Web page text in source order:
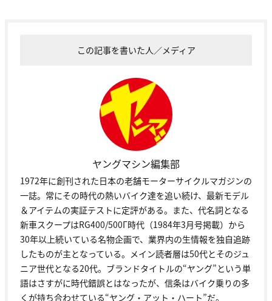
この記事を書いた人／メディア
ヤングマシン編集部
1972年に創刊された日本の老舗モーターサイクルマガジンの
一誌。常にその時代の熱いバイク達を追い続け、最新モデル
＆アイテムの実証テストに定評がある。また、代名詞となる
新車スクープはRG400/500Γ時代（1984年3月号掲載）から
30年以上続いている名物企画で、業界内の生情報を独自追跡
したものが主となっている。メイン読者層は50代とそのジュ
ニア世代となる20代。ブランドタイトルの“ヤング”という単
語はさすがに時代錯誤とはなったが、信条はバイク乗りの多
くが持ち合わせている“ヤング・アット・ハート”だ。